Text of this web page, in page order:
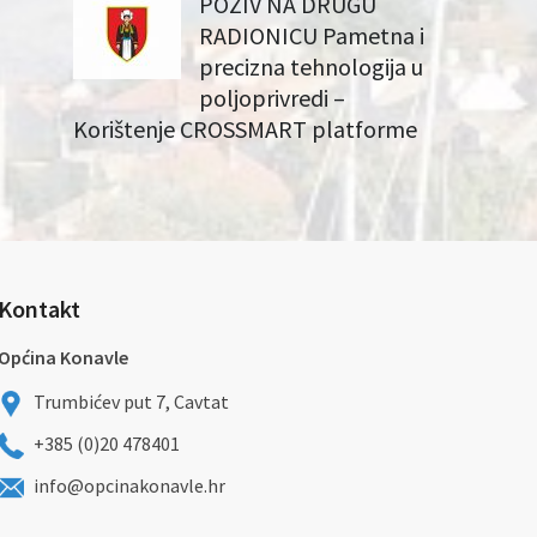
RADIONICU Pametna i
precizna tehnologija u
poljoprivredi –
Korištenje CROSSMART platforme
Konavle
Trumbićev put 7, Cavtat
+385 (0)20 478401
info@opcinakonavle.hr